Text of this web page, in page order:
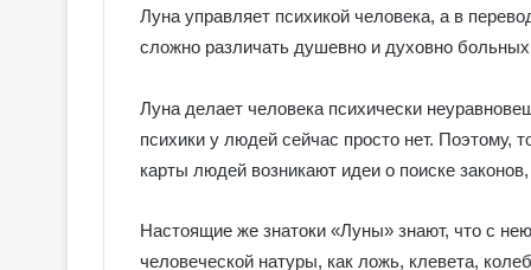
Луна управляет психикой человека, а в
сложно различать душевно и духовно
Луна делает человека психически
психики у людей сейчас просто нет. Поэтому,
карты людей возникают идеи о поиске
Настоящие же знатоки «Луны» знают, что с
человеческой натуры, как ложь, клевета,